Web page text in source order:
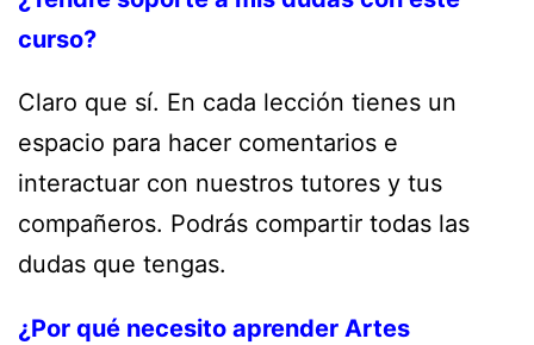
curso?
Claro que sí. En cada lección tienes un
espacio para hacer comentarios e
interactuar con nuestros tutores y tus
compañeros. Podrás compartir todas las
dudas que tengas.
¿Por qué necesito aprender Artes